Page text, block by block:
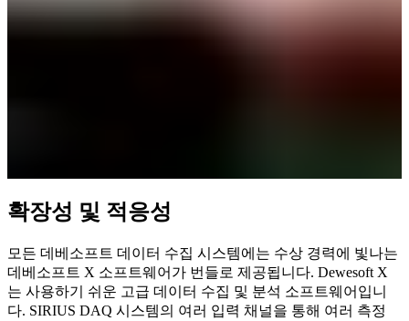
확장성 및 적응성
모든 데베소프트 데이터 수집 시스템에는 수상 경력에 빛나는
데베소프트 X 소프트웨어가 번들로 제공됩니다. Dewesoft X
는 사용하기 쉬운 고급 데이터 수집 및 분석 소프트웨어입니
다. SIRIUS DAQ 시스템의 여러 입력 채널을 통해 여러 측정